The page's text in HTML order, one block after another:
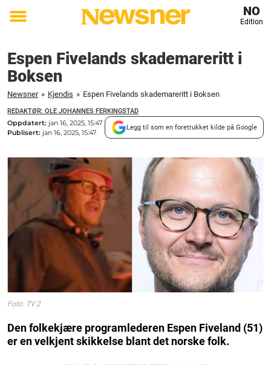
Toggle
NO
Edition
Espen Fivelands skademareritt i
Boksen
Newsner » Kjendis » Espen Fivelands skademareritt i Boksen
REDAKTØR: OLE JOHANNES FERKINGSTAD
Oppdatert: jan 16, 2025, 15:47
Publisert: jan 16, 2025, 15:47
Legg til som en foretrukket kilde på Google
Foto: TV 2
Den folkekjære programlederen Espen Fiveland (51)
er en velkjent skikkelse blant det norske folk.